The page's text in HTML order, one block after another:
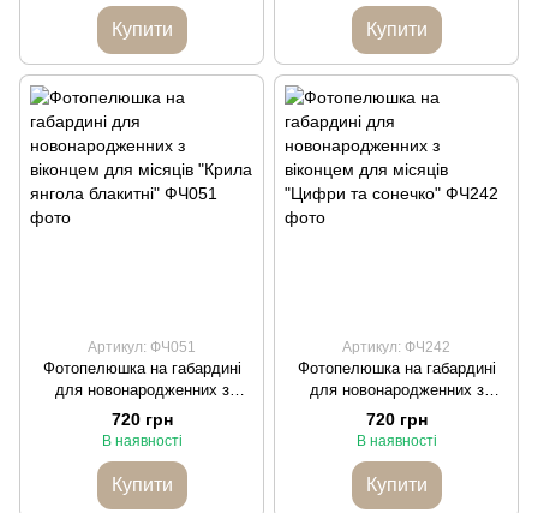
Купити Купити
Артикул: ФЧ051
Фотопелюшка на габардині
для новонародженних з
віконцем для місяців "Крила
янгола блакитні"
720 грн
В наявності
Купити
Артикул: ФЧ242
Фотопелюшка на габардині
для новонародженних з
віконцем для місяців "Цифри
та сонечко"
720 грн
В наявності
Купити